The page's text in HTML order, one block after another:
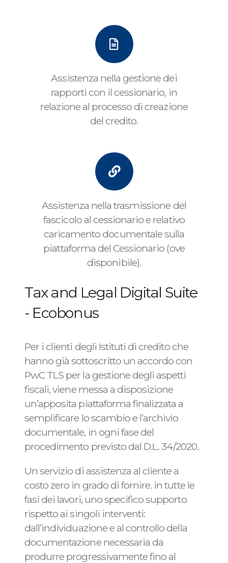
Assistenza nella gestione dei
rapporti con il cessionario, in
relazione al processo di creazione
del credito.
Assistenza nella trasmissione del
fascicolo al cessionario e relativo
caricamento documentale sulla
piattaforma del Cessionario (ove
disponibile).
Tax and Legal Digital Suite
- Ecobonus
Per i clienti degli Istituti di credito che
hanno già sottoscritto un accordo con
PwC TLS per la gestione degli aspetti
fiscali, viene messa a disposizione
un’apposita piattaforma finalizzata a
semplificare lo scambio e l’archivio
documentale, in ogni fase del
procedimento previsto dal D.L. 34/2020.
Un servizio di assistenza al cliente a
costo zero in grado di fornire. in tutte le
fasi dei lavori, uno specifico supporto
rispetto ai singoli interventi:
dall’individuazione e al controllo della
documentazione necessaria da
produrre progressivamente fino al